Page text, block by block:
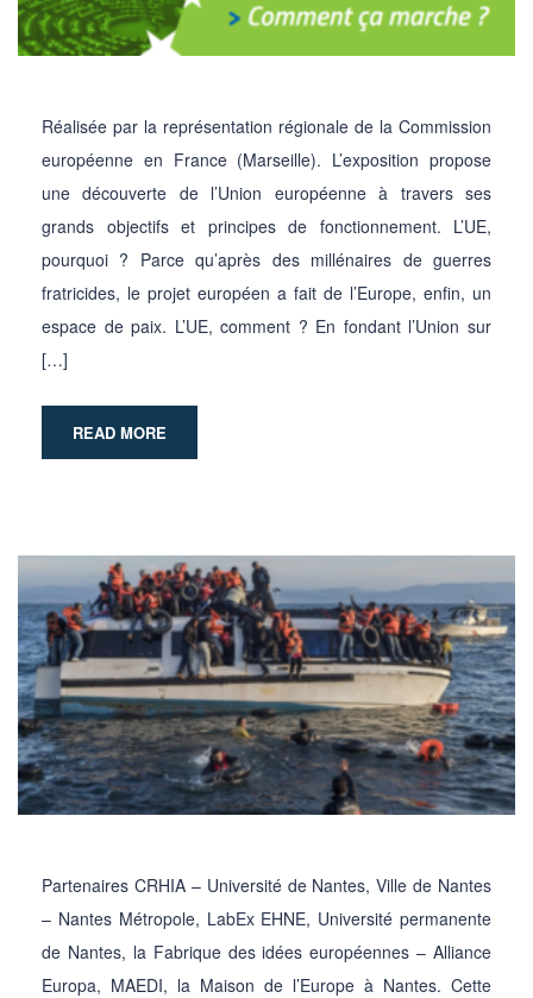
Réalisée par la représentation régionale de la Commission
européenne en France (Marseille). L’exposition propose
une découverte de l’Union européenne à travers ses
grands objectifs et principes de fonctionnement. L’UE,
pourquoi ? Parce qu’après des millénaires de guerres
fratricides, le projet européen a fait de l’Europe, enfin, un
espace de paix. L’UE, comment ? En fondant l’Union sur
[…]
READ MORE
Partenaires CRHIA – Université de Nantes, Ville de Nantes
– Nantes Métropole, LabEx EHNE, Université permanente
de Nantes, la Fabrique des idées européennes – Alliance
Europa, MAEDI, la Maison de l’Europe à Nantes. Cette